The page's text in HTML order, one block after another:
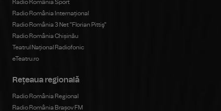
Radio România Sport
Radio România Internațional
Radio România 3 Net "Florian Pittiş"
Radio România Chișinău
Teatrul Național Radiofonic
eTeatru.ro
Rețeaua regională
Radio România Regional
Radio România Brașov FM